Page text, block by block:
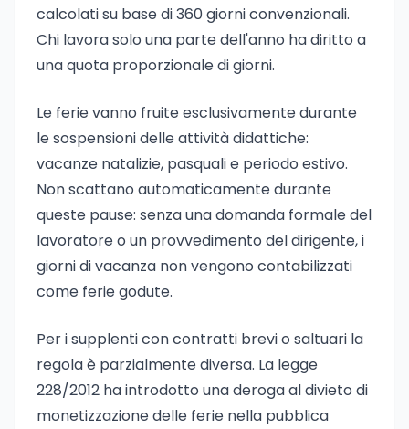
calcolati su base di 360 giorni convenzionali.
Chi lavora solo una parte dell'anno ha diritto a
una quota proporzionale di giorni.
Le ferie vanno fruite esclusivamente durante
le sospensioni delle attività didattiche:
vacanze natalizie, pasquali e periodo estivo.
Non scattano automaticamente durante
queste pause: senza una domanda formale del
lavoratore o un provvedimento del dirigente, i
giorni di vacanza non vengono contabilizzati
come ferie godute.
Per i supplenti con contratti brevi o saltuari la
regola è parzialmente diversa. La legge
228/2012 ha introdotto una deroga al divieto di
monetizzazione delle ferie nella pubblica